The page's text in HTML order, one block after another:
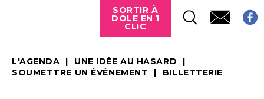
SORTIR À
DOLE EN 1
CLIC
L'AGENDA
UNE IDÉE AU HASARD
SOUMETTRE UN ÉVÉNEMENT
BILLETTERIE